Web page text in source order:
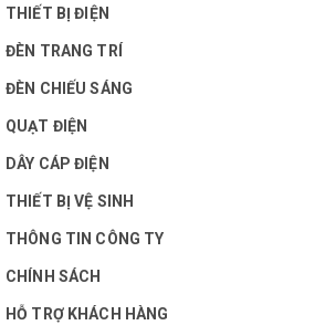
THIẾT BỊ ĐIỆN
ĐÈN TRANG TRÍ
ĐÈN CHIẾU SÁNG
QUẠT ĐIỆN
DÂY CÁP ĐIỆN
THIẾT BỊ VỆ SINH
THÔNG TIN CÔNG TY
CHÍNH SÁCH
HỖ TRỢ KHÁCH HÀNG